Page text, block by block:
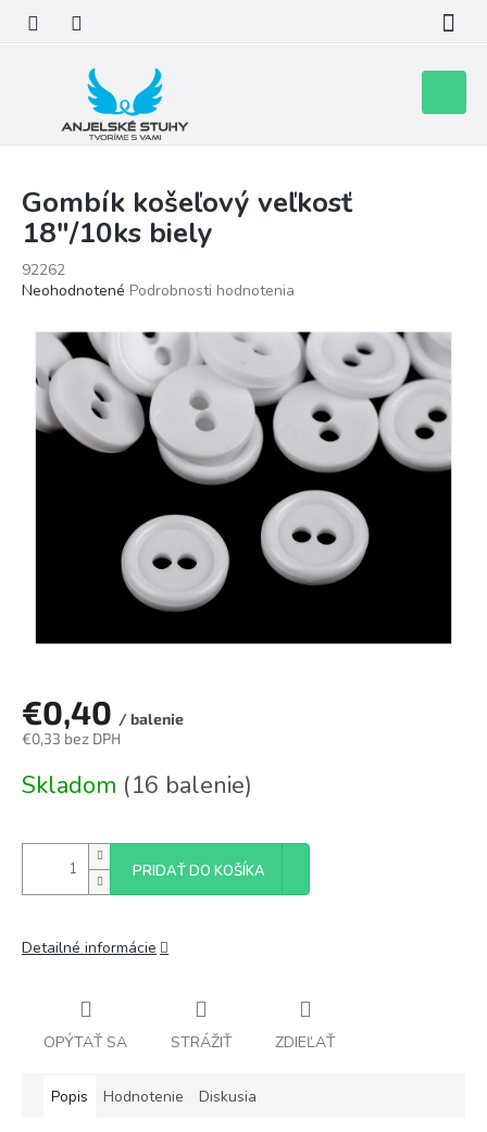
obsah
košík
Gombík košeľový veľkosť
18"/10ks biely
92262
Priemerné
produktu
0,0
hviezdičiek.
Neohodnotené Podrobnosti hodnotenia
€0,40 / balenie
€0,33 bez DPH
cena:
Skladom (16 balenie)
PRIDAŤ DO KOŠÍKA
Detailné informácie
OPÝTAŤ SA STRÁŽIŤ ZDIEĽAŤ
Popis Hodnotenie Diskusia